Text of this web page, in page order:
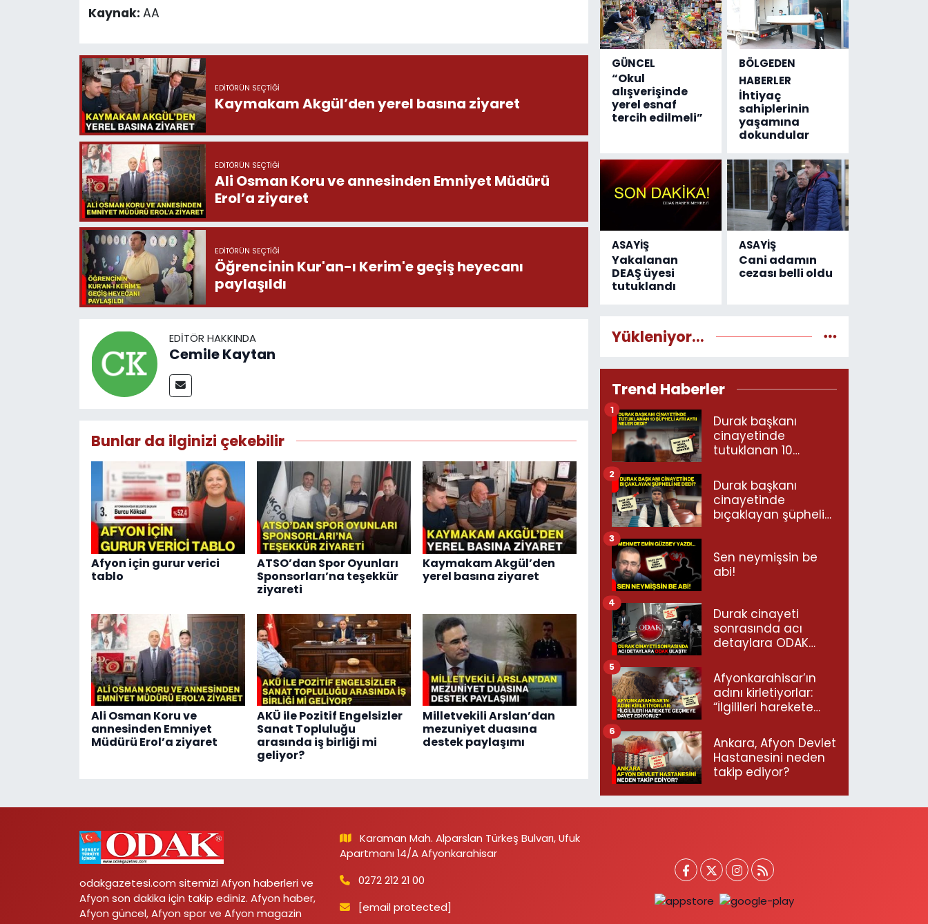
Kaynak: AA
EDITÖRÜN SEÇTIĞI
Kaymakam Akgül’den yerel basına ziyaret
EDITÖRÜN SEÇTIĞI
Ali Osman Koru ve annesinden Emniyet Müdürü
Erol’a ziyaret
EDITÖRÜN SEÇTIĞI
Öğrencinin Kur'an-ı Kerim'e geçiş heyecanı
paylaşıldı
EDITÖR HAKKINDA
Cemile Kaytan
Bunlar da ilginizi çekebilir
Afyon için gurur verici
tablo
ATSO’dan Spor Oyunları
Sponsorları’na teşekkür
ziyareti
Kaymakam Akgül’den
yerel basına ziyaret
Ali Osman Koru ve
annesinden Emniyet
Müdürü Erol’a ziyaret
AKÜ ile Pozitif Engelsizler
Sanat Topluluğu
arasında iş birliği mi
geliyor?
Milletvekili Arslan’dan
mezuniyet duasına
destek paylaşımı
GÜNCEL
“Okul
alışverişinde
yerel esnaf
tercih edilmeli”
BÖLGEDEN
HABERLER
İhtiyaç
sahiplerinin
yaşamına
dokundular
ASAYİŞ
Yakalanan
DEAŞ üyesi
tutuklandı
ASAYİŞ
Cani adamın
cezası belli oldu
Yükleniyor...
Trend Haberler
Durak başkanı
cinayetinde
tutuklanan 10
neler dedi?
1
Durak başkanı
cinayetinde
bıçaklayan şüpheli
2
Sen neymişsin be
abi!
3
Durak cinayeti
sonrasında acı
detaylara ODAK
4
Afyonkarahisar’ın
adını kirletiyorlar:
“İlgilileri harekete
ediyoruz”
5
Ankara, Afyon Devlet
Hastanesini neden
takip ediyor?
6
odakgazetesi.com sitemizi Afyon haberleri ve
Afyon son dakika için takip ediniz. Afyon haber,
Afyon güncel, Afyon spor ve Afyon magazin
Karaman Mah. Alparslan Türkeş Bulvarı, Ufuk
Apartmanı 14/A Afyonkarahisar
0272 212 21 00
[email protected]